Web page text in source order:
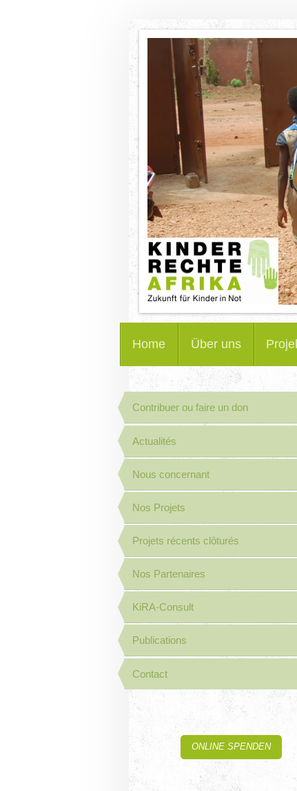
Home Über uns
Contribuer ou faire un don
Actualités
Nous concernant
Nos Projets
Projets récents clôturés
Nos Partenaires
KiRA-Consult
Publications
Contact
ONLINE SPENDEN